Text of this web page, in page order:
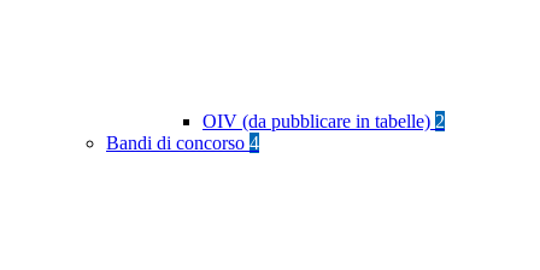
OIV (da pubblicare in tabelle) 2
Bandi di concorso 4